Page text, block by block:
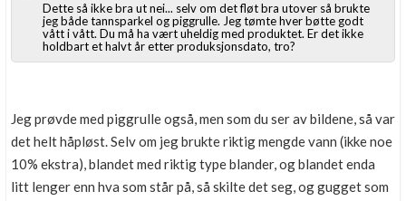
Dette så ikke bra ut nei... selv om det fløt bra utover så brukte
jeg både tannsparkel og piggrulle. Jeg tømte hver bøtte godt
vått i vått. Du må ha vært uheldig med produktet. Er det ikke
holdbart et halvt år etter produksjonsdato, tro?
Jeg prøvde med piggrulle også, men som du ser av bildene, så var
det helt håpløst. Selv om jeg brukte riktig mengde vann (ikke noe
10% ekstra), blandet med riktig type blander, og blandet enda
litt lenger enn hva som står på, så skilte det seg, og gugget som